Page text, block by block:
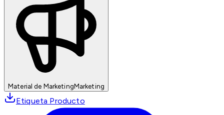
Material de MarketingMarketing
Etiqueta Producto